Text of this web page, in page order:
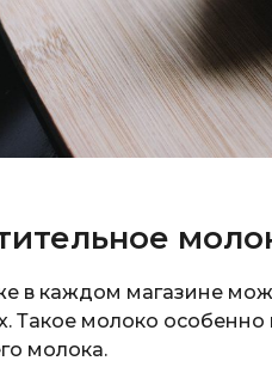
в каждом магазине
Такое молоко особенно
молока.